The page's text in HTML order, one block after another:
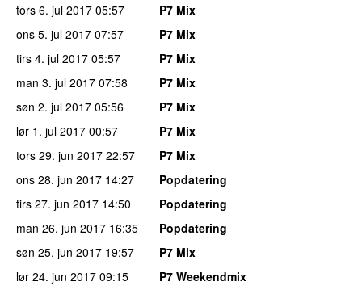
tors 6. jul 2017 05:57
P7 Mix
ons 5. jul 2017 07:57
P7 Mix
tirs 4. jul 2017 05:57
P7 Mix
man 3. jul 2017 07:58
P7 Mix
søn 2. jul 2017 05:56
P7 Mix
lør 1. jul 2017 00:57
P7 Mix
tors 29. jun 2017 22:57
P7 Mix
ons 28. jun 2017 14:27
Popdatering
tirs 27. jun 2017 14:50
Popdatering
man 26. jun 2017 16:35
Popdatering
søn 25. jun 2017 19:57
P7 Mix
lør 24. jun 2017 09:15
P7 Weekendmix